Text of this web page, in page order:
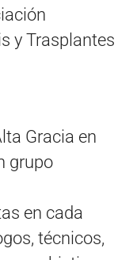
y Trasplantes
Gracia en
grupo
en cada
técnicos,